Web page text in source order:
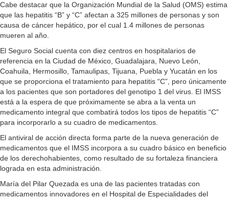
Cabe destacar que la Organización Mundial de la Salud (OMS) estima
que las hepatitis “B” y “C” afectan a 325 millones de personas y son
causa de cáncer hepático, por el cual 1.4 millones de personas
mueren al año.
El Seguro Social cuenta con diez centros en hospitalarios de
referencia en la Ciudad de México, Guadalajara, Nuevo León,
Coahuila, Hermosillo, Tamaulipas, Tijuana, Puebla y Yucatán en los
que se proporciona el tratamiento para hepatitis “C”, pero únicamente
a los pacientes que son portadores del genotipo 1 del virus. El IMSS
está a la espera de que próximamente se abra a la venta un
medicamento integral que combatirá todos los tipos de hepatitis “C”
para incorporarlo a su cuadro de medicamentos.
El antiviral de acción directa forma parte de la nueva generación de
medicamentos que el IMSS incorpora a su cuadro básico en beneficio
de los derechohabientes, como resultado de su fortaleza financiera
lograda en esta administración.
María del Pilar Quezada es una de las pacientes tratadas con
medicamentos innovadores en el Hospital de Especialidades del